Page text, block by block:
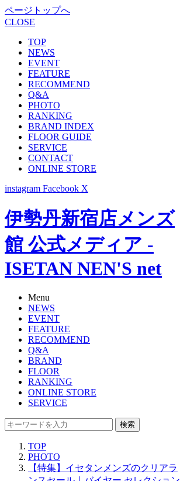
ページトップへ
CLOSE
TOP
NEWS
EVENT
FEATURE
RECOMMEND
Q&A
PHOTO
RANKING
BRAND INDEX
FLOOR GUIDE
SERVICE
CONTACT
ONLINE STORE
instagram Facebook X
伊勢丹新宿店メンズ
館 公式メディア -
ISETAN NEN'S net
Menu
NEWS
EVENT
FEATURE
RECOMMEND
Q&A
BRAND
FLOOR
RANKING
ONLINE STORE
SERVICE
検索
TOP
PHOTO
【特集】イセタンメンズのクリアラ